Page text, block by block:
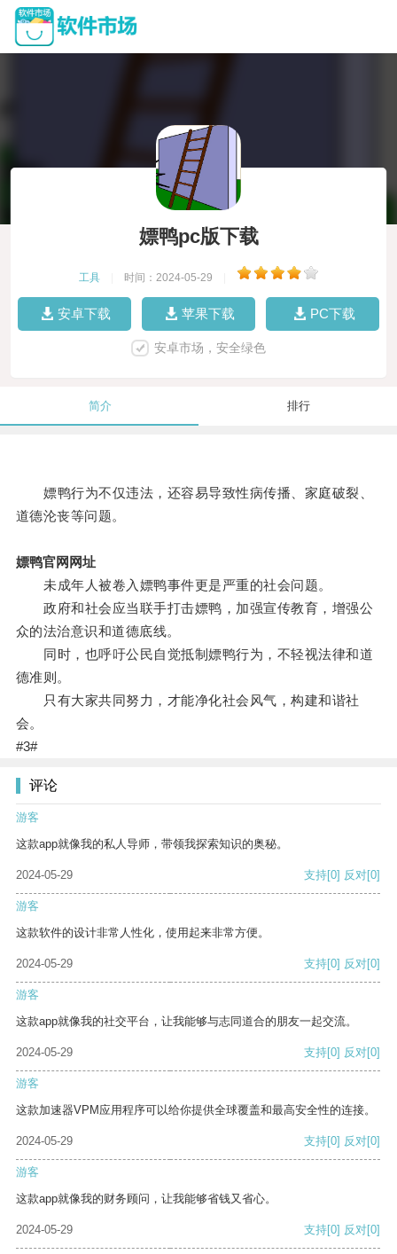
嫖鸭pc版下载
工具 时间：2024-05-29
安卓下载 苹果下载 PC下载
安卓市场，安全绿色
简介 排行
嫖鸭行为不仅违法，还容易导致性病传播、家庭破裂、
道德沦丧等问题。
嫖鸭官网网址
未成年人被卷入嫖鸭事件更是严重的社会问题。
政府和社会应当联手打击嫖鸭，加强宣传教育，增强公
众的法治意识和道德底线。
同时，也呼吁公民自觉抵制嫖鸭行为，不轻视法律和道
德准则。
只有大家共同努力，才能净化社会风气，构建和谐社
会。
#3#
评论
游客
这款app就像我的私人导师，带领我探索知识的奥秘。
2024-05-29 支持[0] 反对[0]
游客
这款软件的设计非常人性化，使用起来非常方便。
2024-05-29 支持[0] 反对[0]
游客
这款app就像我的社交平台，让我能够与志同道合的朋友一起交流。
2024-05-29 支持[0] 反对[0]
游客
这款加速器VPM应用程序可以给你提供全球覆盖和最高安全性的连接。
2024-05-29 支持[0] 反对[0]
游客
这款app就像我的财务顾问，让我能够省钱又省心。
2024-05-29 支持[0] 反对[0]